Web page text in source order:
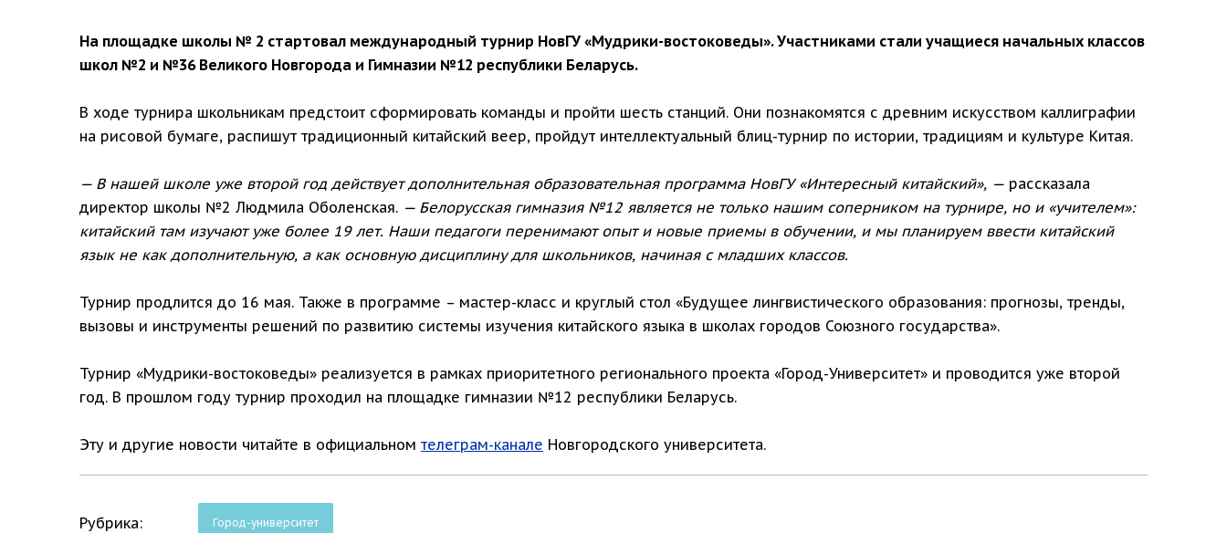
На площадке школы № 2 стартовал международный турнир НовГУ «Мудрики-востоковеды». Участниками стали учащиеся начальных классов
школ №2 и №36 Великого Новгорода и Гимназии №12 республики Беларусь.
В ходе турнира школьникам предстоит сформировать команды и пройти шесть станций. Они познакомятся с древним искусством каллиграфии
на рисовой бумаге, распишут традиционный китайский веер, пройдут интеллектуальный блиц-турнир по истории, традициям и культуре Китая.
— В нашей школе уже второй год действует дополнительная образовательная программа НовГУ «Интересный китайский», — рассказала
директор школы №2 Людмила Оболенская. — Белорусская гимназия №12 является не только нашим соперником на турнире, но и «учителем»:
китайский там изучают уже более 19 лет. Наши педагоги перенимают опыт и новые приемы в обучении, и мы планируем ввести китайский
язык не как дополнительную, а как основную дисциплину для школьников, начиная с младших классов.
Турнир продлится до 16 мая. Также в программе – мастер-класс и круглый стол «Будущее лингвистического образования: прогнозы, тренды,
вызовы и инструменты решений по развитию системы изучения китайского языка в школах городов Союзного государства».
Турнир «Мудрики-востоковеды» реализуется в рамках приоритетного регионального проекта «Город-Университет» и проводится уже второй
год. В прошлом году турнир проходил на площадке гимназии №12 республики Беларусь.
Эту и другие новости читайте в официальном телеграм-канале Новгородского университета.
Рубрика: Город-университет